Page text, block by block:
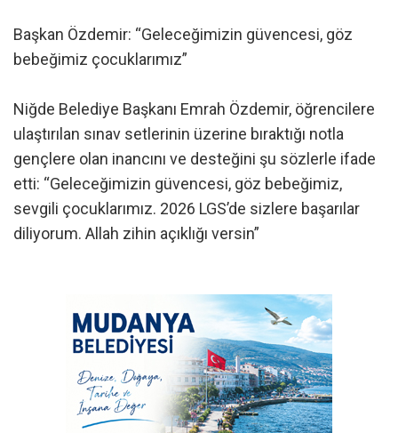
Başkan Özdemir: “Geleceğimizin güvencesi, göz
bebeğimiz çocuklarımız”
Niğde Belediye Başkanı Emrah Özdemir, öğrencilere
ulaştırılan sınav setlerinin üzerine bıraktığı notla
gençlere olan inancını ve desteğini şu sözlerle ifade
etti: “Geleceğimizin güvencesi, göz bebeğimiz,
sevgili çocuklarımız. 2026 LGS’de sizlere başarılar
diliyorum. Allah zihin açıklığı versin”